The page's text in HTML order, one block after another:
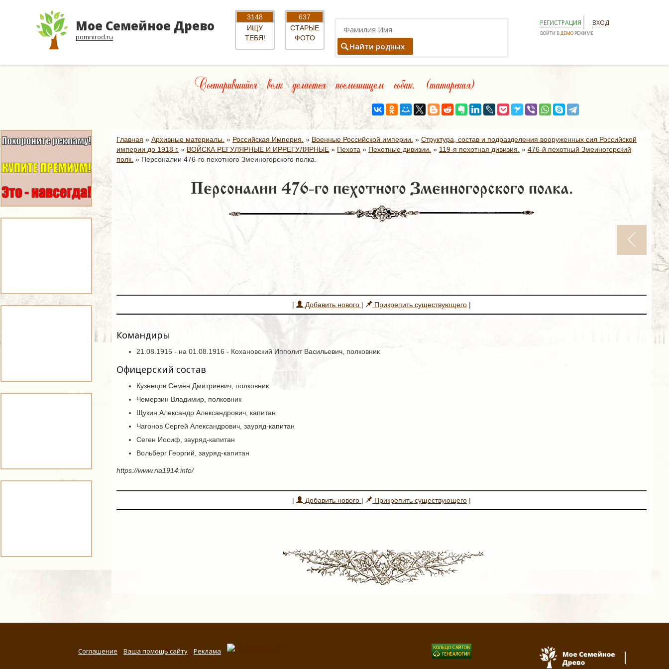
Мое Семейное Древо
pomnirod.ru
3148
ИЩУ
ТЕБЯ!
637
СТАРЫЕ
ФОТО
Найти родных
РЕГИСТРАЦИЯ ВХОД
ВОЙТИ ВДЕМО РЕЖИМЕ
Состарившийся волк делается посмешищем собак. (татарская)
Главная » Архивные материалы. » Российская Империя. » Военные Российской империи. » Структура, состав и подразделения вооруженных сил Российской
империи до 1918 г. » ВОЙСКА РЕГУЛЯРНЫЕ И ИРРЕГУЛЯРНЫЕ » Пехота » Пехотные дивизии. » 119-я пехотная дивизия. » 476-й пехотный Змеиногорский
полк. » Персоналии 476-го пехотного Змеиногорского полка.
Персоналии 476-го пехотного Змеиногорского полка.
| Добавить нового | Прикрепить существующего |
Командиры
21.08.1915 - на 01.08.1916 - Кохановский Ипполит Васильевич, полковник
Офицерский состав
Кузнецов Семен Дмитриевич, полковник
Чемерзин Владимир, полковник
Щукин Александр Александрович, капитан
Чагонов Сергей Александрович, зауряд-капитан
Сеген Иосиф, зауряд-капитан
Вольберг Георгий, зауряд-капитан
https://www.ria1914.info/
| Добавить нового | Прикрепить существующего |
Соглашение Ваша помощь сайту Реклама